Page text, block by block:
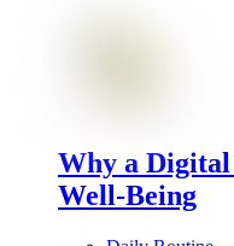
Why a
Well-Being